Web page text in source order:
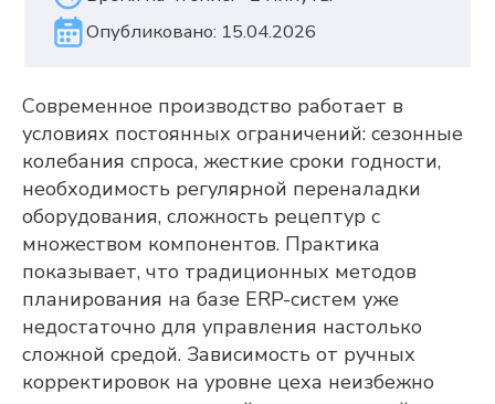
Современное производство работает в
условиях постоянных ограничений: сезонные
колебания спроса, жесткие сроки годности,
необходимость регулярной переналадки
оборудования, сложность рецептур с
множеством компонентов. Практика
показывает, что традиционных методов
планирования на базе ERP-систем уже
недостаточно для управления настолько
сложной средой. Зависимость от ручных
корректировок на уровне цеха неизбежно